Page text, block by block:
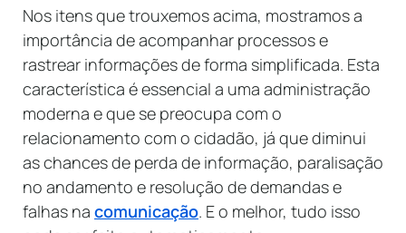
Nos itens que trouxemos acima, mostramos a
importância de acompanhar processos e
rastrear informações de forma simplificada. Esta
característica é essencial a uma administração
moderna e que se preocupa com o
relacionamento com o cidadão, já que diminui
as chances de perda de informação, paralisação
no andamento e resolução de demandas e
falhas na comunicação. E o melhor, tudo isso